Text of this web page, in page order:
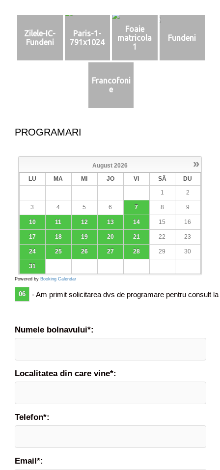
r
n
u
u
l
Zilele-IC-
Fundeni
Paris-1-
791x1024
Foaie
matricola
1
Fundeni
Francofoni
e
PROGRAMARI
»
August 2026
LU
MA MI JO VI SÂ
DU
1
2
3 4 5 6 7 8 9
10 11 12 13 14 15 16
17 18 19 20 21 22 23
24 25 26 27 28 29 30
31
Powered by Booking Calendar
06 - Am primit solicitarea dvs de programare pentru consult
Numele bolnavului*:
Localitatea din care vine*:
Telefon*:
Email*: